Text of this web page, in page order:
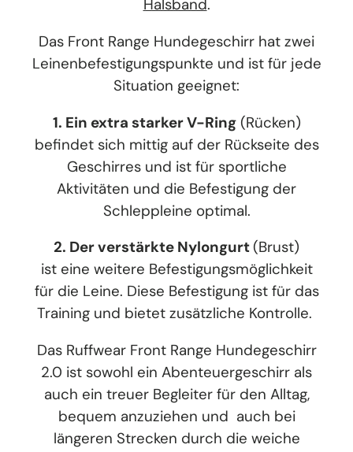
Halsband.
Das Front Range Hundegeschirr hat zwei
Leinenbefestigungspunkte und ist für jede
Situation geeignet:
1. Ein extra starker V-Ring(Rücken)
befindet sich mittig auf der Rückseite des
Geschirres und ist für sportliche
Aktivitäten und die Befestigung der
Schleppleine optimal.
2. Der verstärkte Nylongurt (Brust)
ist eine weitere Befestigungsmöglichkeit
für die Leine. Diese Befestigung ist für das
Training und bietet zusätzliche Kontrolle.
Das Ruffwear Front Range Hundegeschirr
2.0 ist sowohl ein Abenteuergeschirr als
auch ein treuer Begleiter für den Alltag,
bequem anzuziehen und auch bei
längeren Strecken durch die weiche